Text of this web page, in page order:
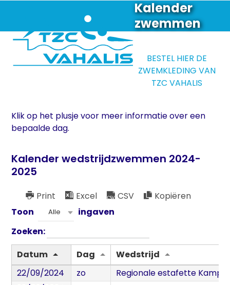
content
menu
menu
Kalender
zwemmen
BESTEL HIER DE
ZWEMKLEDING VAN
TZC VAHALIS
Klik op het plusje voor meer informatie over een
bepaalde dag.
Kalender wedstrijdzwemmen 2024-
2025
Print Excel CSV
Kopiëren
Toon
Alle
ingaven
Zoeken:
Datum
Dag
Wedstrijd
22/09/2024
zo
Regionale estafette